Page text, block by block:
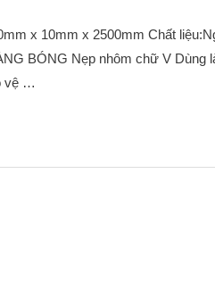
x 10mm x 2500mm Chất
BÓNG Nẹp nhôm chữ V Dùng
vệ …